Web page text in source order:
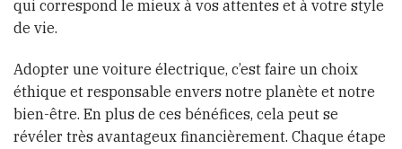
qui correspond le mieux à vos attentes et à votre style
de vie.
Adopter une voiture électrique, c’est faire un choix
éthique et responsable envers notre planète et notre
bien-être. En plus de ces bénéfices, cela peut se
révéler très avantageux financièrement. Chaque étape